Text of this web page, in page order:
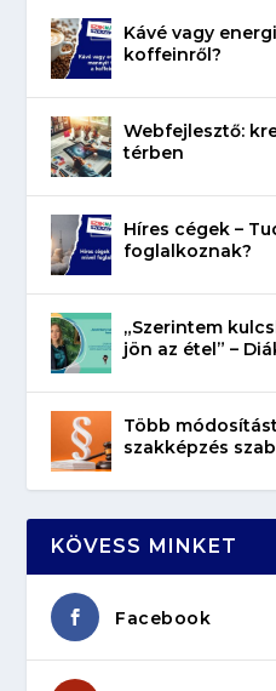
Kávé vagy
koffeinről?
Webfejlesztő:
térben
Híres cégek –
foglalkoznak?
„Szerintem
jön az étel” –
Több
szakképzés
KÖVESS MINKET
Facebook